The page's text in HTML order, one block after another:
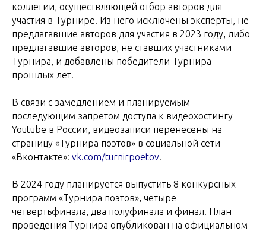
коллегии, осуществляющей отбор авторов для
участия в Турнире. Из него исключены эксперты, не
предлагавшие авторов для участия в 2023 году, либо
предлагавшие авторов, не ставших участниками
Турнира, и добавлены победители Турнира
прошлых лет.
В связи с замедлением и планируемым
последующим запретом доступа к видеохостингу
Youtube в России, видеозаписи перенесены на
страницу «Турнира поэтов» в социальной сети
«Вконтакте»: vk.com/turnirpoetov
В 2024 году планируется выпустить 8 конкурсных
программ «Турнира поэтов», четыре
четвертьфинала, два полуфинала и финал. План
проведения Турнира опубликован на официальном